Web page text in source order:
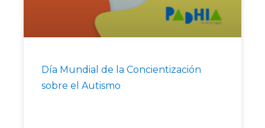
Día Mundial de la Concientización
sobre el Autismo